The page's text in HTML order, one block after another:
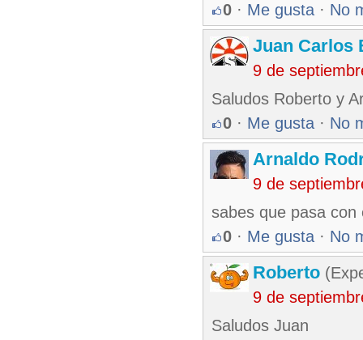
0 · Me gusta · No
Juan Carlos
9 de
Saludos Roberto y
0 · Me gusta · No
Arnaldo
9 de
sabes que pasa
0 · Me gusta · No
Roberto
9 de
Saludos Juan